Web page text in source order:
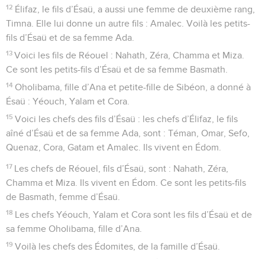
12 Élifaz, le fils d’Ésaü, a aussi une femme de deuxième rang,
Timna. Elle lui donne un autre fils : Amalec. Voilà les petits-
fils d’Ésaü et de sa femme Ada.
13 Voici les fils de Réouel : Nahath, Zéra, Chamma et Miza.
Ce sont les petits-fils d’Ésaü et de sa femme Basmath.
14 Oholibama, fille d’Ana et petite-fille de Sibéon, a donné à
Ésaü : Yéouch, Yalam et Cora.
15 Voici les chefs des fils d’Ésaü : les chefs d’Élifaz, le fils
aîné d’Ésaü et de sa femme Ada, sont : Téman, Omar, Sefo,
Quenaz, Cora, Gatam et Amalec. Ils vivent en Édom.
17 Les chefs de Réouel, fils d’Ésaü, sont : Nahath, Zéra,
Chamma et Miza. Ils vivent en Édom. Ce sont les petits-fils
de Basmath, femme d’Ésaü.
18 Les chefs Yéouch, Yalam et Cora sont les fils d’Ésaü et de
sa femme Oholibama, fille d’Ana.
19 Voilà les chefs des Édomites, de la famille d’Ésaü.